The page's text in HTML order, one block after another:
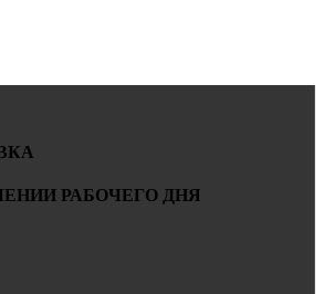
РАБОЧЕГО ДНЯ